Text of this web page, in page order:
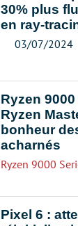
30% plus
en ray-
03/07/2024
Ryzen
Ryzen
bonheur
acharnés
Ryzen 9000
Pixel 6 :